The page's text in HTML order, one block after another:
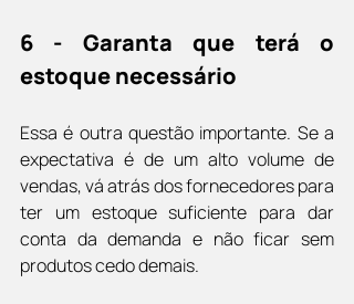
6 - Garanta que terá o
estoque necessário
Essa é outra questão importante. Se a
expectativa é de um alto volume de
vendas, vá atrás dos fornecedores para
ter um estoque suficiente para dar
conta da demanda e não ficar sem
produtos cedo demais.